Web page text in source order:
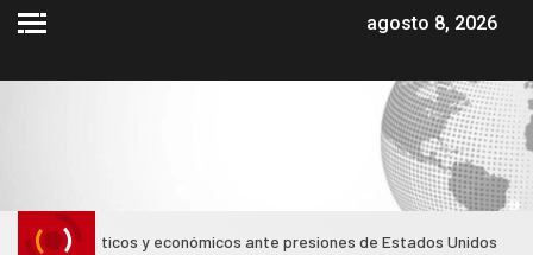
agosto 8, 2026
y económicos ante presiones de Estados Unidos